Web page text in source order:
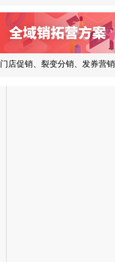
门店促销、裂变分销、发券营销